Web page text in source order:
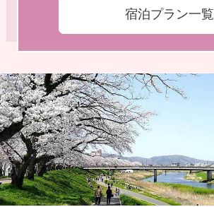
宿泊プラン一覧